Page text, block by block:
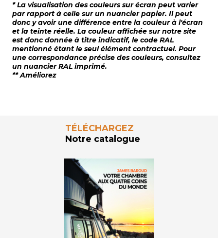
* La visualisation des couleurs sur écran peut varier
par rapport à celle sur un nuancier papier. Il peut
donc y avoir une différence entre la couleur à l'écran
et la teinte réelle. La couleur affichée sur notre site
est donc donnée à titre indicatif, le code RAL
mentionné étant le seul élément contractuel. Pour
une correspondance précise des couleurs, consultez
un nuancier RAL imprimé.
** Améliorez
TÉLÉCHARGEZ
Notre catalogue